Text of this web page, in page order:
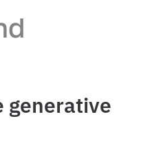
generative